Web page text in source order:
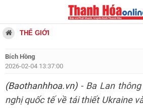
THẾ GIỚI
Bích Hồng
2026-02-04 13:37:00
(Baothanhhoa.vn)- Ba Lan
nghị quốc tế về tái thiết Ukraine